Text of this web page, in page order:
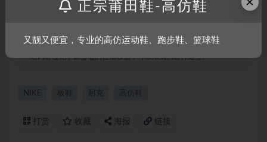
本站所有文章，如无特殊说明或标注，均为本站原创发
采集、发布本站内容到任何网站、书籍等各类媒体平台。如若本
站内容侵犯了原著者的合法权益，可联系我们进行处理。
NIKE 板鞋 耐克 高仿鞋
打赏 收藏 海报 链接
正宗莆田鞋-高仿鞋
又靓又便宜，专业的高仿运动鞋、跑步鞋、篮球鞋